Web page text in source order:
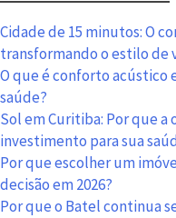
Cidade de 15 minutos: O
transformando o estilo de
O que é conforto acústico
saúde?
Sol em Curitiba: Por que
investimento para sua
Por que escolher um
decisão em 2026?
Por que o Batel continua